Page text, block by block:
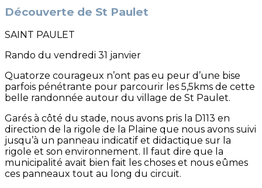
Découverte de St Paulet
SAINT PAULET
Rando du vendredi 31 janvier
Quatorze courageux n’ont pas eu peur d’une bise
parfois pénétrante pour parcourir les 5,5kms de cette
belle randonnée autour du village de St Paulet.
Garés à côté du stade, nous avons pris la D113 en
direction de la rigole de la Plaine que nous avons suivi
jusqu’à un panneau indicatif et didactique sur la
rigole et son environnement. Il faut dire que la
municipalité avait bien fait les choses et nous eûmes
ces panneaux tout au long du circuit.